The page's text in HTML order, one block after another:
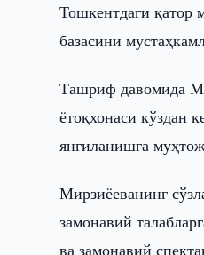
Тошкентдаги қатор
базасини
Ташриф давомида
ётоқхонаси кўздан
янгиланишга
Мирзиёеванинг
замонавий
ва замонавий